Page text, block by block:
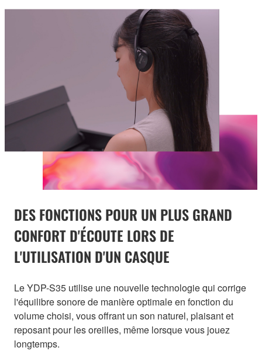
DES FONCTIONS POUR UN PLUS GRAND
CONFORT D'ÉCOUTE LORS DE
L'UTILISATION D'UN CASQUE
Le YDP-S35 utilise une nouvelle technologie qui corrige
l'équilibre sonore de manière optimale en fonction du
volume choisi, vous offrant un son naturel, plaisant et
reposant pour les oreilles, même lorsque vous jouez
longtemps.